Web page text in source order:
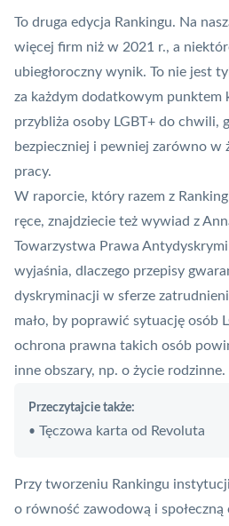
To druga edycja Rankingu. Na
więcej firm niż w 2021 r., a
ubiegłoroczny wynik. To nie jest
za każdym dodatkowym punktem
przybliża osoby LGBT+ do chwili,
bezpieczniej i pewniej zarówno w
pracy.
W raporcie, który razem z
ręce, znajdziecie też wywiad z
Towarzystwa Prawa
wyjaśnia, dlaczego przepisy
dyskryminacji w sferze
mało, by poprawić sytuację osób
ochrona prawna takich osób
inne obszary, np. o życie rodzinne.
Przeczytajcie także:
• Tęczowa karta od Revoluta
Przy tworzeniu Rankingu
o równość zawodową i społeczną